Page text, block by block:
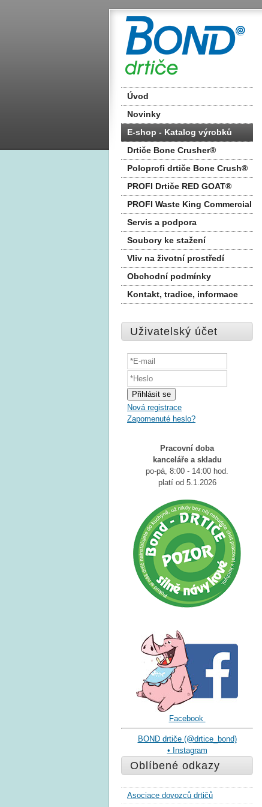
Úvod
Novinky
E-shop - Katalog výrobků
2025
Drtiče Bone Crusher®
Poloprofi drtiče Bone Crush®
PROFI Drtiče RED GOAT®
PROFI Waste King Commercial
Servis a podpora
Soubory ke stažení
Vliv na životní prostředí
Obchodní podmínky
Kontakt, tradice, informace
Uživatelský účet
Nová registrace
Zapomenuté heslo?
Pracovní doba
kanceláře a skladu
po-pá, 8:00 - 14:00 hod.
platí od 5.1.2026
Facebook
BOND drtiče (@drtice_bond)
• Instagram
Oblíbené odkazy
Asociace dovozců drtičů